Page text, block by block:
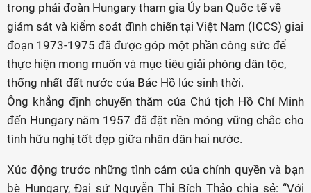
trong phái đoàn Hungary tham gia Ủy ban Quốc tế về
giám sát và kiểm soát đình chiến tại Việt Nam (ICCS) giai
đoạn 1973-1975 đã được góp một phần công sức để
thực hiện mong muốn và mục tiêu giải phóng dân tộc,
thống nhất đất nước của Bác Hồ lúc sinh thời.
Ông khẳng định chuyến thăm của Chủ tịch Hồ Chí Minh
đến Hungary năm 1957 đã đặt nền móng vững chắc cho
tình hữu nghị tốt đẹp giữa nhân dân hai nước.
Xúc động trước những tình cảm của chính quyền và bạn
bè Hungary, Đại sứ Nguyễn Thị Bích Thảo chia sẻ: “Với